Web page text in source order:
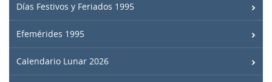
Días Festivos y Feriados 1995
Efemérides 1995
Calendario Lunar 2026